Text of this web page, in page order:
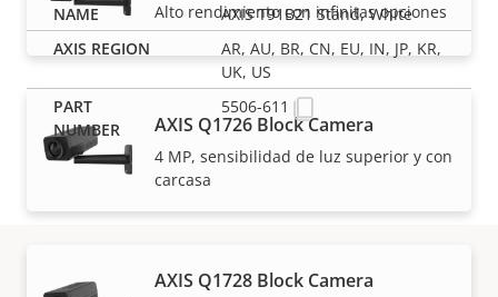
Alto rendimiento con infinitas opciones
AXIS Q1726 Block Camera
4 MP, sensibilidad de luz superior y con
carcasa
AXIS Q1728 Block Camera
AXIS T91B21 Stand, White
AR, AU, BR, CN, EU, IN, JP, KR,
UK, US
5506-611